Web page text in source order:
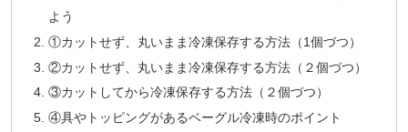
よう
①カットせず、丸いまま冷凍保存する方法（1個づつ）
②カットせず、丸いまま冷凍保存する方法（２個づつ）
③カットしてから冷凍保存する方法（２個づつ）
④具やトッピングがあるベーグル冷凍時のポイント